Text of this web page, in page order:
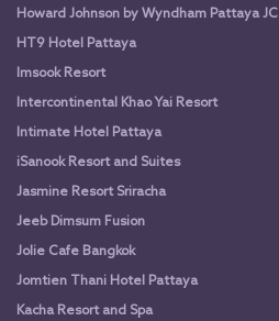
Howard Johnson by Wyndham Pattaya JC
HT9 Hotel Pattaya
Imsook Resort
Intercontinental Khao Yai Resort
Intimate Hotel Pattaya
iSanook Resort and Suites
Jasmine Resort Sriracha
Jeeb Dimsum Fusion
Jolie Cafe Bangkok
Jomtien Thani Hotel Pattaya
Kacha Resort and Spa